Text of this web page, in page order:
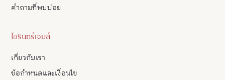
คำถามที่พบบ่อย
ไอรินทร์เจมส์
เกี่ยวกับเรา
ข้อกำหนดและเงื่อนไข